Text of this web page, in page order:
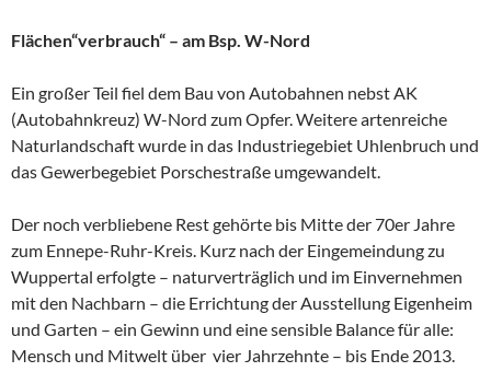
Flächen“verbrauch“ – am Bsp. W-Nord
Ein großer Teil fiel dem Bau von Autobahnen nebst AK
(Autobahnkreuz) W-Nord zum Opfer. Weitere artenreiche
Naturlandschaft wurde in das Industriegebiet Uhlenbruch und
das Gewerbegebiet Porschestraße umgewandelt.
Der noch verbliebene Rest gehörte bis Mitte der 70er Jahre
zum Ennepe-Ruhr-Kreis. Kurz nach der Eingemeindung zu
Wuppertal erfolgte – naturverträglich und im Einvernehmen
mit den Nachbarn – die Errichtung der Ausstellung Eigenheim
und Garten – ein Gewinn und eine sensible Balance für alle:
Mensch und Mitwelt über vier Jahrzehnte – bis Ende 2013.